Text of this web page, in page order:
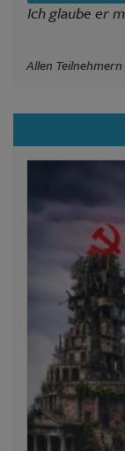
Ich glaube er
Allen